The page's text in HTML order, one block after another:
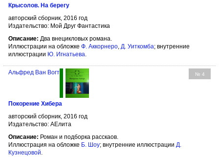
Крысолов. На берегу
авторский сборник, 2016 год
Издательство: Мой Друг Фантастика
Описание: Два внецикловых романа.
Иллюстрации на обложке Ф. Аккорнеро Д. Уиткомба; внутренние
иллюстрации Ю. Игнатьева
№ 4
Альфред Ван Вогт
Покорение Хибера
авторский сборник, 2016 год
Издательство: АЕлита
Описание: Роман и подборка расскаов.
Иллюстрация на обложке Б. Шоу; внутренние иллюстрации Д.
Кузнецовой.